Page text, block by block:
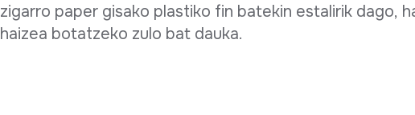
zigarro paper gisako plastiko fin batekin estalirik dago,
haizea botatzeko zulo bat dauka.